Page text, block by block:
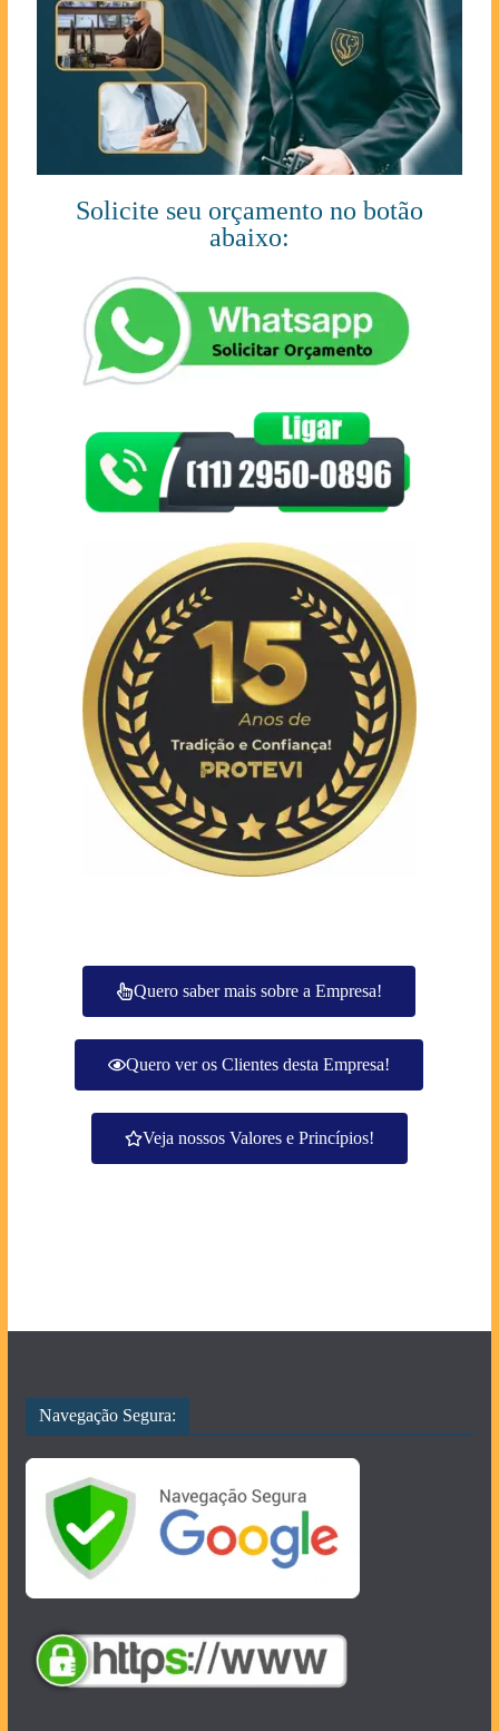
Solicite seu orçamento no botão
abaixo:
Quero saber mais sobre a Empresa!
Quero ver os Clientes desta Empresa!
Veja nossos Valores e Princípios!
Navegação Segura: